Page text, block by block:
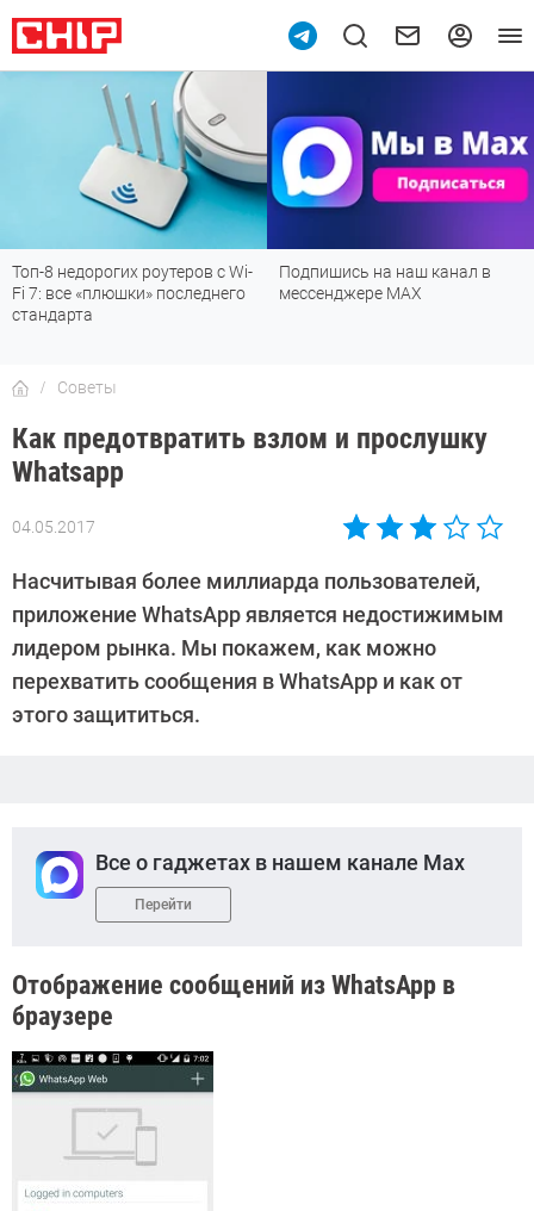
Топ-8 недорогих роутеров с Wi-
Fi 7: все «плюшки» последнего
стандарта
Подпишись на наш канал в
мессенджере МАХ
Советы
Как предотвратить взлом и прослушку
Whatsapp
04.05.2017
Автор:
Поповкин
Насчитывая более миллиарда пользователей,
приложение WhatsApp является недостижимым
лидером рынка. Мы покажем, как можно
перехватить сообщения в WhatsApp и как от
этого защититься.
Все о гаджетах в нашем канале Max
Перейти
Отображение сообщений из WhatsApp в
браузере